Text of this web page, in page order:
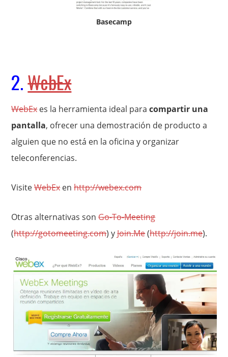
Basecamp
2.WebEx
WebExes la herramienta ideal paracompartir una
pantalla, ofrecer una demostración de producto a
alguien que no está en la oficina y organizar
teleconferencias.
VisiteWebExenhttp://webex.com
Otras alternativas sonGo-To-Meeting
(http://gotomeeting.com) yJoin.Me(http://join.me).